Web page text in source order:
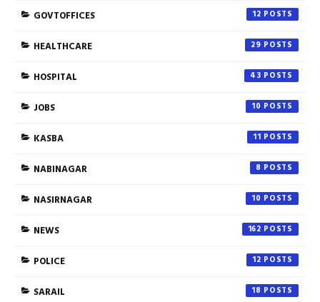
GOVTOFFICES 12
HEALTHCARE 29
HOSPITAL 43
JOBS 10
KASBA 11
NABINAGAR 8
NASIRNAGAR 10
NEWS 162
POLICE 12
SARAIL 18